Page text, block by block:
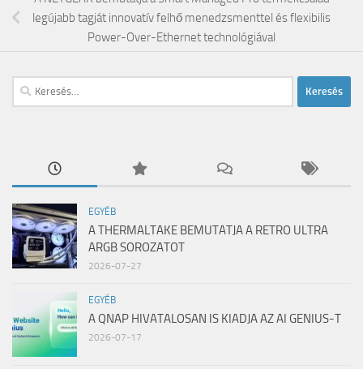
legújabb tagját innovatív felhő menedzsmenttel és flexibilis
Power-Over-Ethernet technológiával
Keresés:
EGYÉB
A THERMALTAKE BEMUTATJA A RETRO ULTRA
ARGB SOROZATOT
2026-07-27
EGYÉB
A QNAP HIVATALOSAN IS KIADJA AZ AI GENIUS-T
2026-07-17